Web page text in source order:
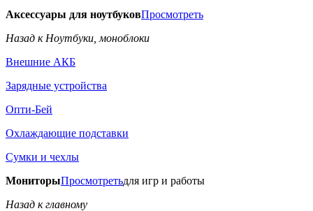
Аксессуары для ноутбуковПросмотреть
Назад к Ноутбуки, моноблоки
Внешние АКБ
Зарядные устройства
Опти-Бей
Охлаждающие подставки
Сумки и чехлы
МониторыПросмотретьдля игр и работы
Назад к главному